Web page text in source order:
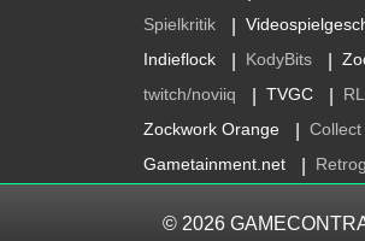
Spielkritik
Indieflock KodyBits
twitch/noviiq TVGC
Zockwork Orange
Gametainment.net
© 2026